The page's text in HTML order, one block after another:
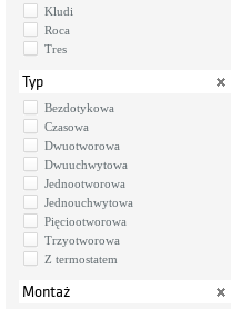
Kludi
Roca
Tres
Typ
Bezdotykowa
Czasowa
Dwuotworowa
Dwuuchwytowa
Jednootworowa
Jednouchwytowa
Pięciootworowa
Trzyotworowa
Z termostatem
Montaż